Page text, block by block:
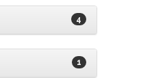
4
1